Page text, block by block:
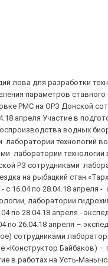
лова для разработки
параметров
РМС на ОРЗ Донской
апреля Участие в
водных
лаборатории технологий
лаборатории
РЗ сотрудниками
на рыбацкий стан
16.04 по 28.04.18 апреля
лаборатории
по 28.04.18 апреля -
по 26.04.18 апреля –
сотрудниками
«Конструктор Байбаков) –
в работах на Усть-